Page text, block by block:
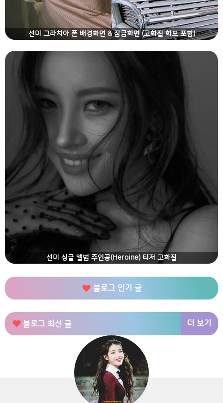
선미 그라치아 폰 배경화면 & 잠금화면 (고화질 화보 포함)
선미 싱글 앨범 주인공(Heroine) 티저 고화질
블로그 인기 글
블로그 최신 글 더 보기